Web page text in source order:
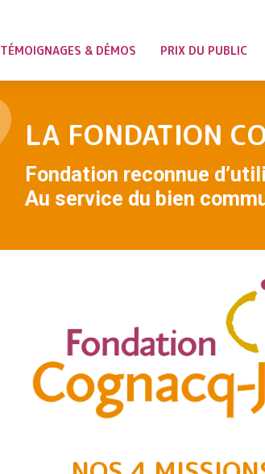
TÉMOIGNAGES & DÉMOS PRIX DU PUBLIC
LA FONDATION
Fondation reconnue
Au service du bien